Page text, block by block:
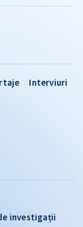
investigații
Interviuri